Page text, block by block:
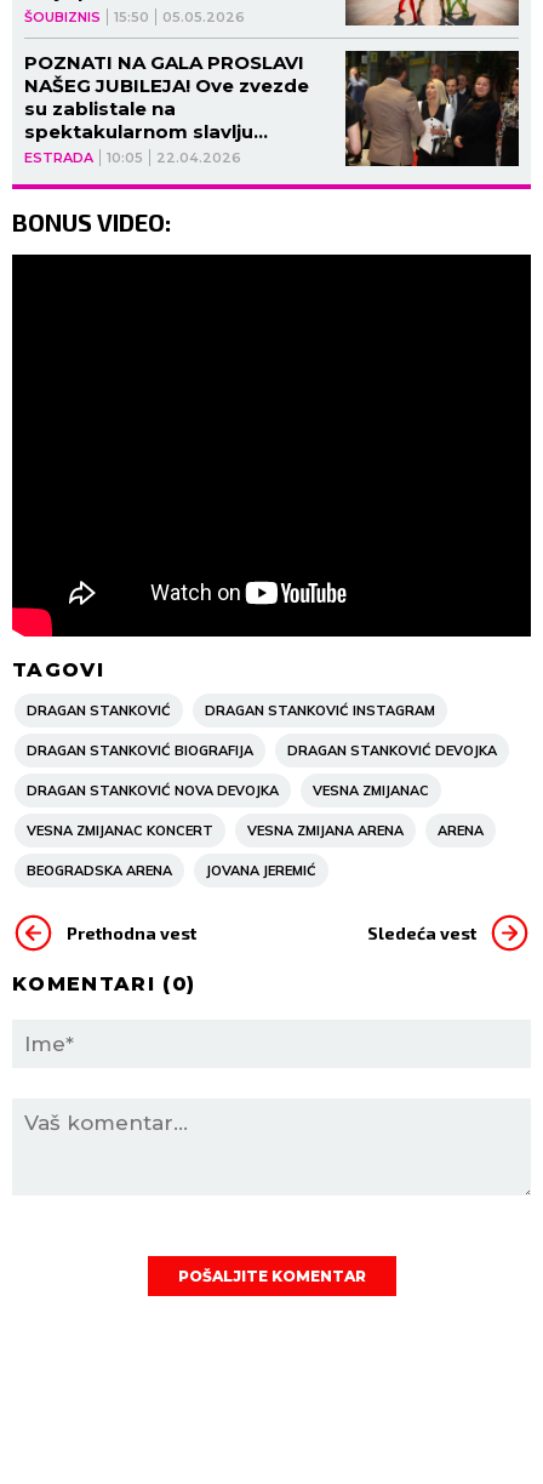
ŠOUBIZNIS 15:50 05.05.2026
Beogradskoj areni
ESTRADA 10:05 22.04.2026
POZNATI NA GALA PROSLAVI
NAŠEG JUBILEJA! Ove zvezde
su zablistale na
spektakularnom slavlju
"Medijske mreže"
BONUS VIDEO:
TAGOVI
DRAGAN STANKOVIĆ DRAGAN STANKOVIĆ INSTAGRAM
DRAGAN STANKOVIĆ BIOGRAFIJA DRAGAN STANKOVIĆ DEVOJKA
DRAGAN STANKOVIĆ NOVA DEVOJKA VESNA ZMIJANAC
VESNA ZMIJANAC KONCERT VESNA ZMIJANA ARENA ARENA
BEOGRADSKA ARENA JOVANA JEREMIĆ
Prethodna vest Sledeća vest
KOMENTARI (0)
POŠALJITE KOMENTAR